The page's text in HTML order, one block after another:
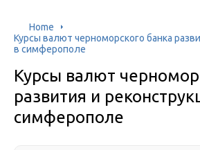
Home
Курсы валют черноморского банка
в симферополе
Курсы валют
развития и
симферополе